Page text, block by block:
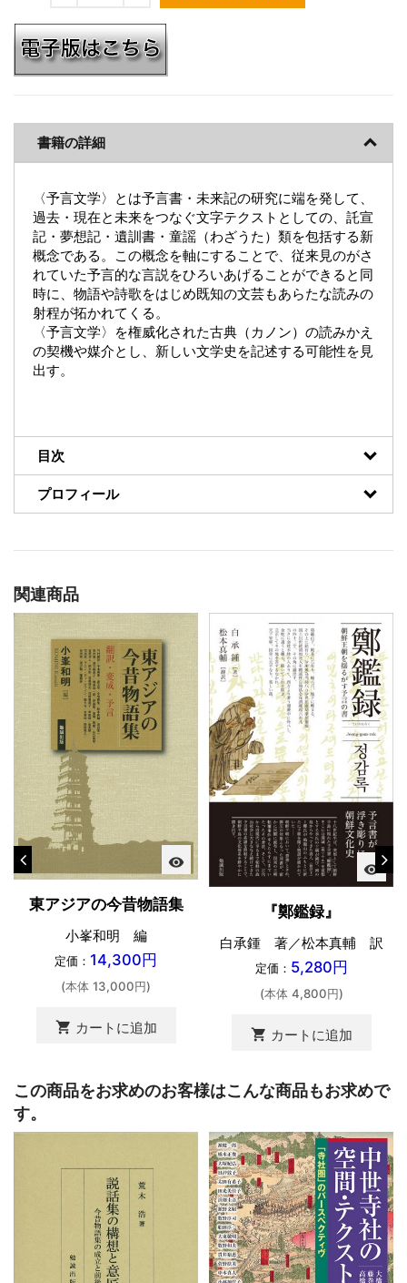
書籍の詳細
〈予言文学〉とは予言書・未来記の研究に端を発して、
過去・現在と未来をつなぐ文字テクストとしての、託宣
記・夢想記・遺訓書・童謡（わざうた）類を包括する新
概念である。この概念を軸にすることで、従来見のがさ
れていた予言的な言説をひろいあげることができると同
時に、物語や詩歌をはじめ既知の文芸もあらたな読みの
射程が拓かれてくる。
〈予言文学〉を権威化された古典（カノン）の読みかえ
の契機や媒介とし、新しい文学史を記述する可能性を見
出す。
目次
プロフィール
関連商品
visibility
東アジアの今昔物語集
小峯和明 編
定価： 14,300円
(本体 13,000円)
shopping_cart カートに追加
visibility
『鄭鑑録』
白承鍾 著／松本真輔 訳
定価： 5,280円
(本体 4,800円)
shopping_cart カートに追加
この商品をお求めのお客様はこんな商品もお求めで
す。